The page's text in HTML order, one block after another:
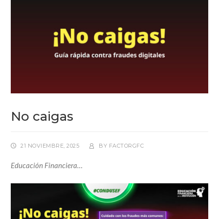
No caigas
21 NOVIEMBRE, 2025 BY FACTORGFC
Educación Financiera…